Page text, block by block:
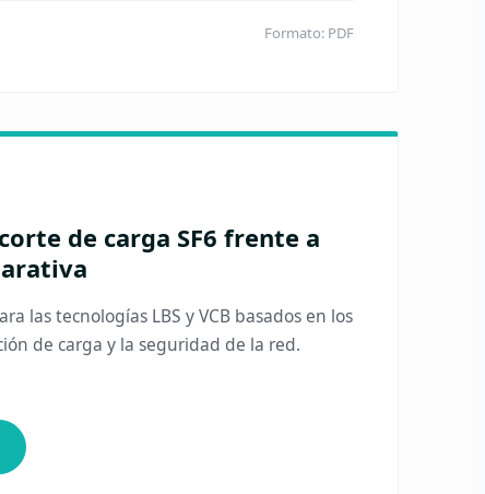
Formato: PDF
de carga SF6 frente a
las tecnologías LBS y VCB basados en los
de carga y la seguridad de la red.